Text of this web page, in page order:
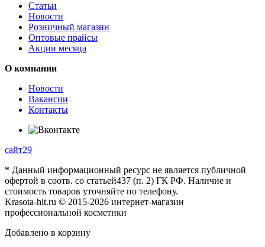
Статьи
Новости
Розничный магазин
Оптовые прайсы
Акции месяца
О компании
Новости
Вакансии
Контакты
сайт29
* Данный информационный ресурс не является публичной
офертой в соотв. со статьей437 (п. 2) ГК РФ. Наличие и
стоимость товаров уточняйте по телефону.
Krasota-hit.ru © 2015-2026 интернет-магазин
профессиональной косметики
Добавлено в корзину